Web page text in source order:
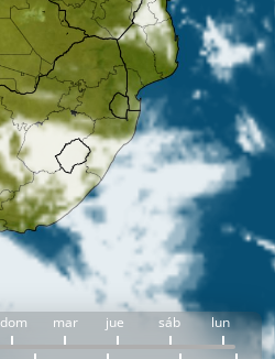
dom mar jue sáb lun